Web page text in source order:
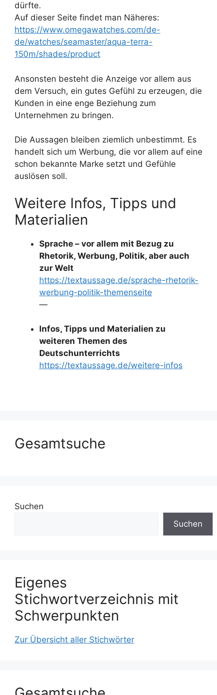
dürfte.
Auf dieser Seite findet man Näheres:
https://www.omegawatches.com/de-
de/watches/seamaster/aqua-terra-
150m/shades/product
Ansonsten besteht die Anzeige vor allem aus
dem Versuch, ein gutes Gefühl zu erzeugen, die
Kunden in eine enge Beziehung zum
Unternehmen zu bringen.
Die Aussagen bleiben ziemlich unbestimmt. Es
handelt sich um Werbung, die vor allem auf eine
schon bekannte Marke setzt und Gefühle
auslösen soll.
Weitere Infos, Tipps und
Materialien
Sprache – vor allem mit Bezug zu
Rhetorik, Werbung, Politik, aber auch
zur Welt
https://textaussage.de/sprache-rhetorik-
werbung-politik-themenseite
—
Infos, Tipps und Materialien zu
weiteren Themen des
Deutschunterrichts
https://textaussage.de/weitere-infos
Gesamtsuche
Suchen
Suchen
Eigenes
Stichwortverzeichnis mit
Schwerpunkten
Zur Übersicht aller Stichwörter